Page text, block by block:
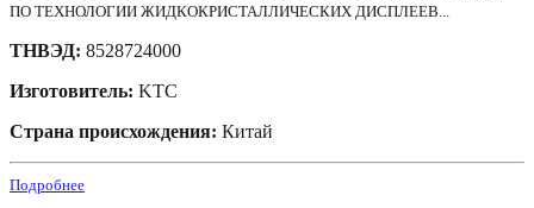
ПО ТЕХНОЛОГИИ ЖИДКОКРИСТАЛЛИЧЕСКИХ ДИСПЛЕЕВ...
ТНВЭД: 8528724000
Изготовитель: KTC
Страна происхождения: Китай
Подробнее